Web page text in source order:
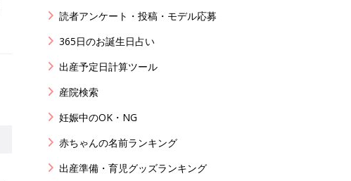
読者アンケート・投稿・モデル応募
365日のお誕生日占い
出産予定日計算ツール
産院検索
妊娠中のOK・NG
赤ちゃんの名前ランキング
出産準備・育児グッズランキング